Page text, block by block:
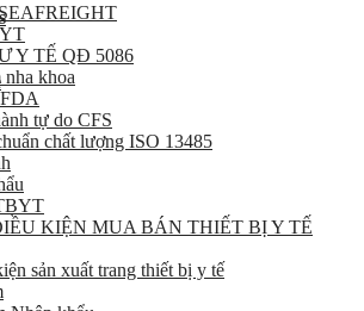
Y TẾ QĐ 5086
khoa
tự do CFS
chất lượng ISO 13485
KIỆN MUA BÁN THIẾT BỊ Y TẾ
sản xuất trang thiết bị y tế